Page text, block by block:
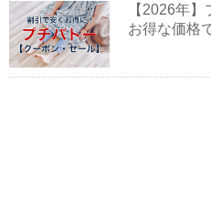
【2026年
お得な価格